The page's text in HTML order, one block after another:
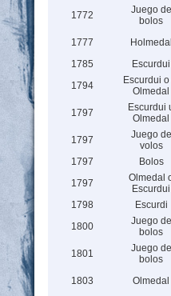
1772
Juego de
bolos
1777 Holmedal
1785
Escurdui
1794
Escurdui o
Olmedal
1797
Escurdui
Olmedal
1797
Juego de
volos
1797
Bolos
1797
Olmedal
Escurdui
1798
Escurdi
1800
Juego de
bolos
1801
Juego de
bolos
1803 Olmedal